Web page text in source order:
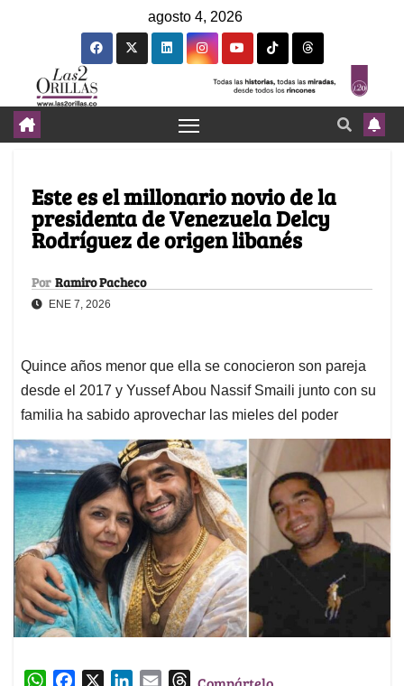
agosto 4, 2026
Este es el millonario novio de la
presidenta de Venezuela Delcy
Rodríguez de origen libanés
Por Ramiro Pacheco
ENE 7, 2026
Quince años menor que ella se conocieron son pareja
desde el 2017 y Yussef Abou Nassif Smaili junto con su
familia ha sabido aprovechar las mieles del poder
W
T